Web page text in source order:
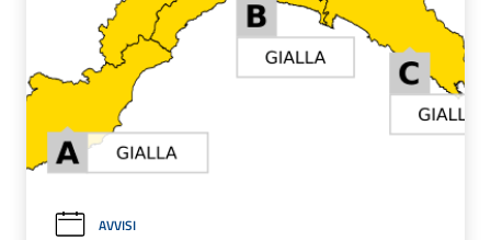
AVVISI